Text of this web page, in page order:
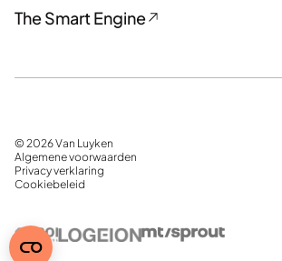
The Smart Engine
© 2026 Van Luyken
Algemene voorwaarden
Privacy verklaring
Cookiebeleid